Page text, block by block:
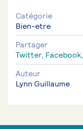
Catégorie
Bien-etre
Partager
Twitter, Facebook,
Auteur
Lynn Guillaume